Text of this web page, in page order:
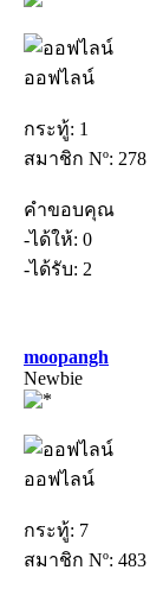
ออฟไลน์
กระทู้: 1
สมาชิก Nº: 278
คำขอบคุณ
-ได้ให้: 0
-ได้รับ: 2
moopangh
Newbie
ออฟไลน์
กระทู้: 7
สมาชิก Nº: 483